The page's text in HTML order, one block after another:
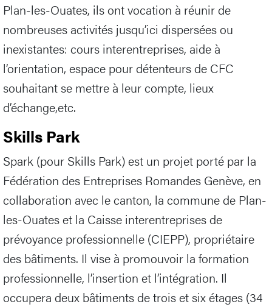
Plan-les-Ouates, ils ont vocation à réunir de
nombreuses activités jusqu’ici dispersées ou
inexistantes: cours interentreprises, aide à
l’orientation, espace pour détenteurs de CFC
souhaitant se mettre à leur compte, lieux
d’échange,etc.
Skills Park
Spark (pour Skills Park) est un projet porté par la
Fédération des Entreprises Romandes Genève, en
collaboration avec le canton, la commune de Plan-
les-Ouates et la Caisse interentreprises de
prévoyance professionnelle (CIEPP), propriétaire
des bâtiments. Il vise à promouvoir la formation
professionnelle, l’insertion et l’intégration. Il
occupera deux bâtiments de trois et six étages (34